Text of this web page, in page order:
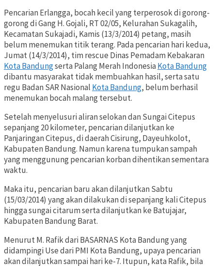
Pencarian Erlangga, bocah kecil yang terperosok di gorong-
gorong di Gang H. Gojali, RT 02/05, Kelurahan Sukagalih,
Kecamatan Sukajadi, Kamis (13/3/2014) petang, masih
belum menemukan titik terang. Pada pencarian hari kedua,
Jumat (14/3/2014), tim rescue Dinas Pemadam Kebakaran
Kota Bandungserta Palang Merah IndonesiaKota Bandung
dibantu masyarakat tidak membuahkan hasil, serta satu
regu Badan SAR Nasional Kota Bandung, belum berhasil
menemukan bocah malang tersebut.
Setelah menyelusuri aliran selokan dan Sungai Citepus
sepanjang 20 kilometer, pencarian dilanjutkan ke
Panjaringan Citepus, di daerah Cisirung, Dayeuhkolot,
Kabupaten Bandung. Namun karena tumpukan sampah
yang menggunung pencarian korban dihentikan sementara
waktu.
Maka itu, pencarian baru akan dilanjutkan Sabtu
(15/03/2014) yang akan dilakukan di sepanjang kali Citepus
hingga sungai citarum serta dilanjutkan ke Batujajar,
Kabupaten Bandung Barat.
Menurut M. Rafik dari BASARNAS Kota Bandung yang
didampingi Use dari PMI Kota Bandung, upaya pencarian
akan dilanjutkan sampai hari ke-7. Itupun, kata Rafik, bila